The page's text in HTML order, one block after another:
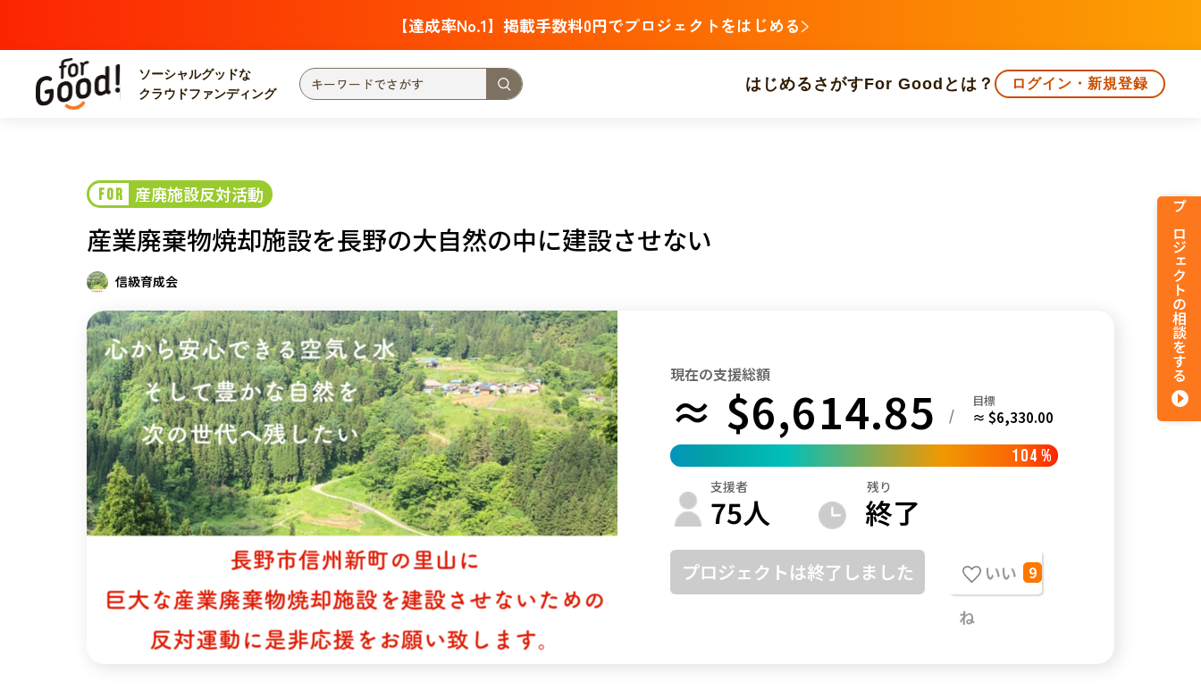
【達成率No.1】掲載手数料0円でプロジェクトをはじめる
ソーシャルグッドな
クラウドファンディング
はじめる さがすFor Goodとは？ ログイン・新規登録
カテゴリーからさがす
災害
社会貢献
地域からさがす
関東 茨城 栃木 群馬 埼玉 千葉
中部 新潟 富山 石川 福井 山梨
近畿 三重 滋賀 京都 大阪 兵庫
中国 鳥取 島根 岡山 広島 山口
四国 徳島 香川 愛媛 高知
九州・沖縄 福岡 佐賀 長崎 熊本 大分 鹿児島 沖縄
FOR 産廃施設反対活動
産業廃棄物焼却施設を長野の大自然の中に建設させない
信級育成会
現在の支援総額
≈ $6,614.85 /
目標
≈ $6,330.00
104 %
支援者
75人
残り
終了
プロジェクトは終了しました
いい
ね
9
プロジェクトの相談をする